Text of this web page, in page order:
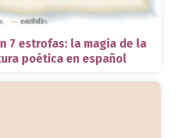
7 estrofas: la magia de la
poética en español